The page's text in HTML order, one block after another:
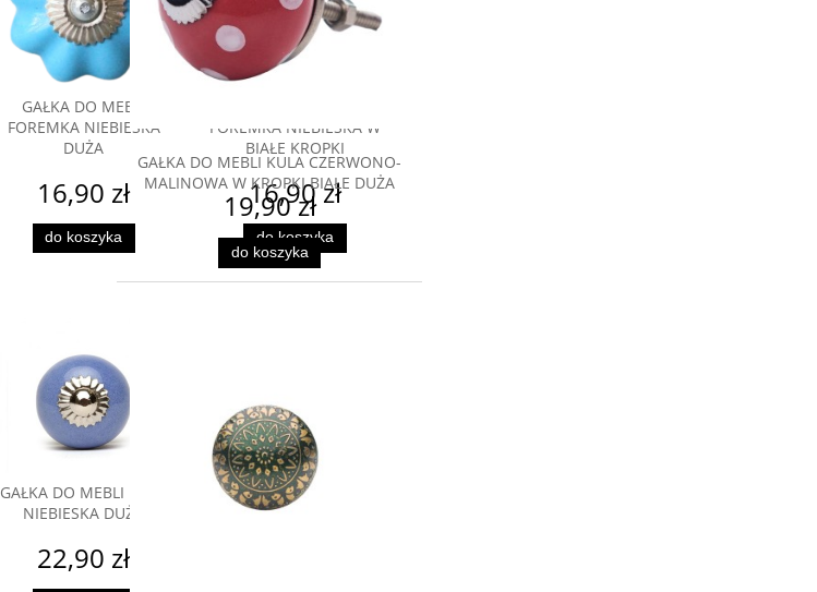
GAŁKA DO MEBLI
FOREMKA NIEBIESKA
DUŻA
16,90 zł
do koszyka
FOREMKA NIEBIESKA W
BIAŁE KROPKI
16,90 zł
do koszyka
GAŁKA DO MEBLI KULA
NIEBIESKA DUŻA
22,90 zł
GAŁKA DO MEBLI KULA CZERWONO-
MALINOWA W KROPKI BIAŁE DUŻA
19,90 zł
do koszyka